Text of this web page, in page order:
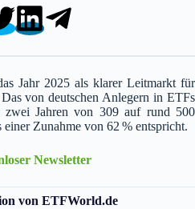
Jahr 2025 als klarer Leitmarkt für
von deutschen Anlegern in ETFs
zwei Jahren von 309 auf rund 500
Zunahme von 62 % entspricht.
Newsletter
von ETFWorld.de